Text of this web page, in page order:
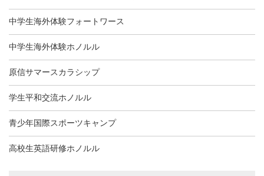
中学生海外体験フォートワース
中学生海外体験ホノルル
原信サマースカラシップ
学生平和交流ホノルル
青少年国際スポーツキャンプ
高校生英語研修ホノルル